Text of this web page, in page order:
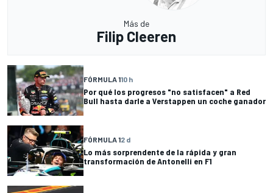
Más de
Filip Cleeren
FÓRMULA 110 h
Por qué los progresos "no satisfacen" a Red
Bull hasta darle a Verstappen un coche ganador
FÓRMULA 12 d
Lo más sorprendente de la rápida y gran
transformación de Antonelli en F1